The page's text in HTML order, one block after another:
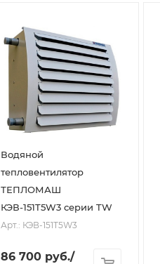
Водяной
тепловентилятор
ТЕПЛОМАШ
КЭВ-151T5W3 серии TW
Арт.: КЭВ-151T5W3
86 700 руб./